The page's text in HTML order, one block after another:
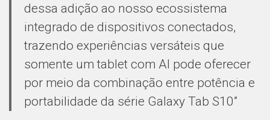
dessa adição ao nosso ecossistema
integrado de dispositivos conectados,
trazendo experiências versáteis que
somente um tablet com AI pode oferecer
por meio da combinação entre potência e
portabilidade da série Galaxy Tab S10”